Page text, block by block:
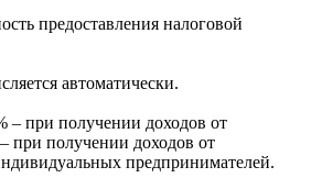
предоставления налоговой
автоматически.
– при получении доходов от
при получении доходов от
предпринимателей.